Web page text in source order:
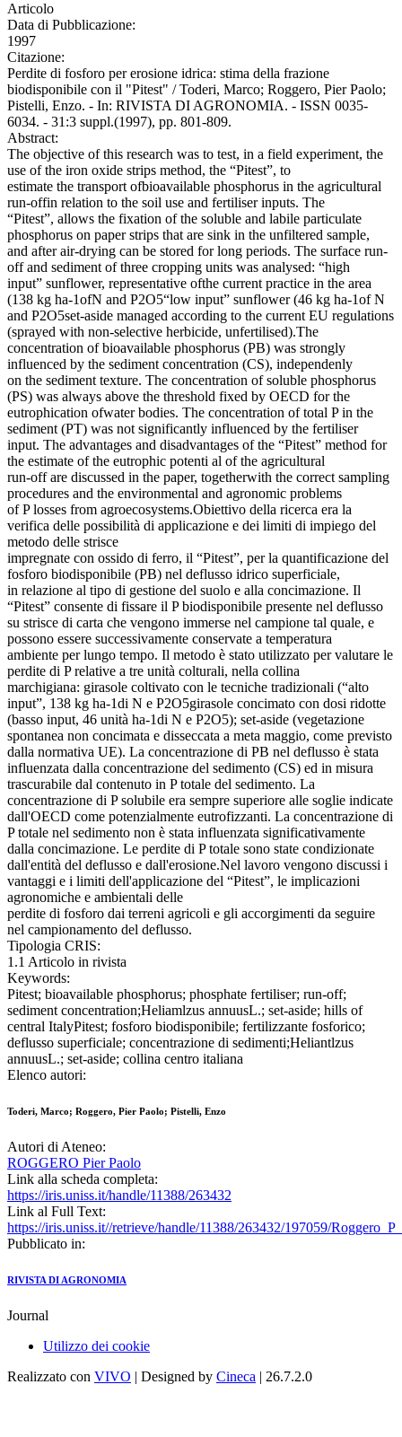
Articolo
Data di Pubblicazione:
1997
Citazione:
Perdite di fosforo per erosione idrica: stima della frazione
biodisponibile con il "Pitest" / Toderi, Marco; Roggero, Pier Paolo;
Pistelli, Enzo. - In: RIVISTA DI AGRONOMIA. - ISSN 0035-
6034. - 31:3 suppl.(1997), pp. 801-809.
Abstract:
The objective of this research was to test, in a field experiment, the
use of the iron oxide strips method, the “Pitest”, to
estimate the transport ofbioavailable phosphorus in the agricultural
run-offin relation to the soil use and fertiliser inputs. The
“Pitest”, allows the fixation of the soluble and labile particulate
phosphorus on paper strips that are sink in the unfiltered sample,
and after air-drying can be stored for long periods. The surface run-
off and sediment of three cropping units was analysed: “high
input” sunflower, representative ofthe current practice in the area
(138 kg ha-1ofN and P2O5“low input” sunflower (46 kg ha-1of N
and P2O5set-aside managed according to the current EU regulations
(sprayed with non-selective herbicide, unfertilised).The
concentration of bioavailable phosphorus (PB) was strongly
influenced by the sediment concentration (CS), independenly
on the sediment texture. The concentration of soluble phosphorus
(PS) was always above the threshold fixed by OECD for the
eutrophication ofwater bodies. The concentration of total P in the
sediment (PT) was not significantly influenced by the fertiliser
input. The advantages and disadvantages of the “Pitest” method for
the estimate of the eutrophic potenti al of the agricultural
run-off are discussed in the paper, togetherwith the correct sampling
procedures and the environmental and agronomic problems
of P losses from agroecosystems.Obiettivo della ricerca era la
verifica delle possibilità di applicazione e dei limiti di impiego del
metodo delle strisce
impregnate con ossido di ferro, il “Pitest”, per la quantificazione del
fosforo biodisponibile (PB) nel deflusso idrico superficiale,
in relazione al tipo di gestione del suolo e alla concimazione. Il
“Pitest” consente di fissare il P biodisponibile presente nel deflusso
su strisce di carta che vengono immerse nel campione tal quale, e
possono essere successivamente conservate a temperatura
ambiente per lungo tempo. Il metodo è stato utilizzato per valutare le
perdite di P relative a tre unità colturali, nella collina
marchigiana: girasole coltivato con le tecniche tradizionali (“alto
input”, 138 kg ha-1di N e P2O5girasole concimato con dosi ridotte
(basso input, 46 unità ha-1di N e P2O5); set-aside (vegetazione
spontanea non concimata e disseccata a meta maggio, come previsto
dalla normativa UE). La concentrazione di PB nel deflusso è stata
influenzata dalla concentrazione del sedimento (CS) ed in misura
trascurabile dal contenuto in P totale del sedimento. La
concentrazione di P solubile era sempre superiore alle soglie indicate
dall'OECD come potenzialmente eutrofizzanti. La concentrazione di
P totale nel sedimento non è stata influenzata significativamente
dalla concimazione. Le perdite di P totale sono state condizionate
dall'entità del deflusso e dall'erosione.Nel lavoro vengono discussi i
vantaggi e i limiti dell'applicazione del “Pitest”, le implicazioni
agronomiche e ambientali delle
perdite di fosforo dai terreni agricoli e gli accorgimenti da seguire
nel campionamento del deflusso.
Tipologia CRIS:
1.1 Articolo in rivista
Keywords:
Pitest; bioavailable phosphorus; phosphate fertiliser; run-off;
sediment concentration;Heliamlzus annuusL.; set-aside; hills of
central ItalyPitest; fosforo biodisponibile; fertilizzante fosforico;
deflusso superficiale; concentrazione di sedimenti;Heliantlzus
annuusL.; set-aside; collina centro italiana
Elenco autori:
Toderi, Marco; Roggero, Pier Paolo; Pistelli, Enzo
Autori di Ateneo:
ROGGERO Pier Paolo
Link alla scheda completa:
https://iris.uniss.it/handle/11388/263432
Link al Full Text:
https://iris.uniss.it//retrieve/handle/11388/263432/197059/
Pubblicato in:
RIVISTA DI AGRONOMIA
Journal
Utilizzo dei cookie
Realizzato con VIVO | Designed by Cineca | 26.7.2.0